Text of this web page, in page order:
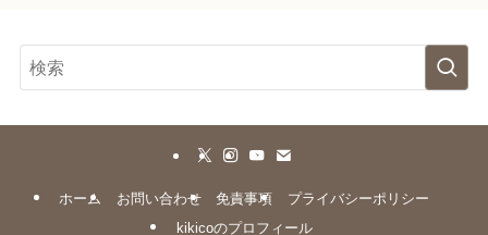
ホーム お問い合わせ 免責事項
プライバシーポリシー
kikicoのプロフィール